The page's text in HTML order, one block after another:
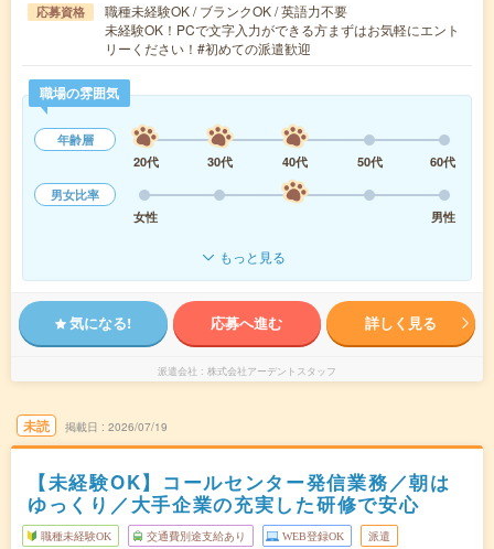
応募資格
職種未経験OK / ブランクOK / 英語力不要
未経験OK！PCで文字入力ができる方まずはお気軽にエント
リーください！#初めての派遣歓迎
職場の雰囲気
年齢層
20代
30代 40代 50代
60代
男女比率
女性
男性
もっと見る
気になる! 応募へ進む 詳しく見る
派遣会社 株式会社アーデントスタッフ
未読 掲載日 2026/07/19
【未経験OK】コールセンター発信業務／朝は
ゆっくり／大手企業の充実した研修で安心
職種未経験OK 交通費別途支給あり WEB登録OK 派遣